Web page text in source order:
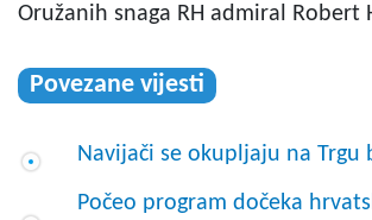
Oružanih snaga RH admiral Robert
Povezane vijesti
Navijači se okupljaju na Trgu
Počeo program dočeka